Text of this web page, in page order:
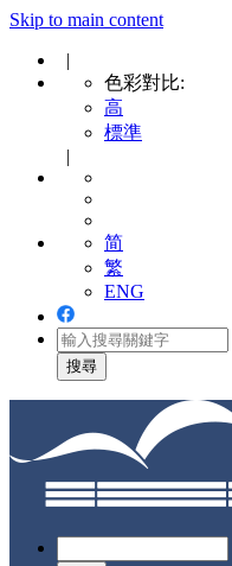
Skip to main content
|
色彩對比:
高
標準
|
简
繁
ENG
navigation